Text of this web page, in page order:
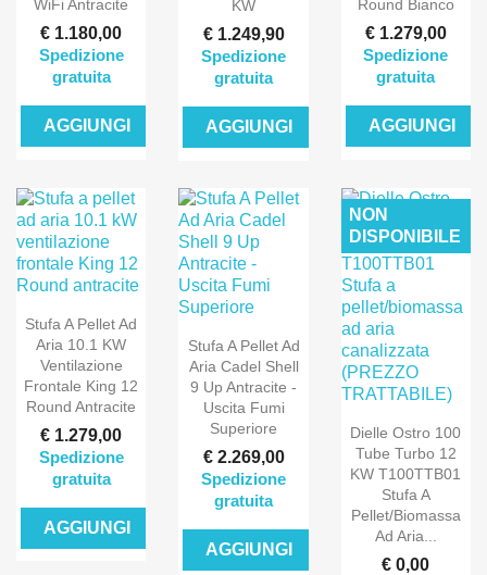
WiFi Antracite
€ 1.180,00
Spedizione
gratuita
AGGIUNGI
KW
€ 1.249,90
Spedizione
gratuita
AGGIUNGI
Round Bianco
€ 1.279,00
Spedizione
gratuita
AGGIUNGI
Stufa A Pellet Ad
Aria 10.1 KW
Ventilazione
Frontale King 12
Round Antracite
€ 1.279,00
Spedizione
gratuita
AGGIUNGI
Stufa A Pellet Ad
Aria Cadel Shell
9 Up Antracite -
Uscita Fumi
Superiore
€ 2.269,00
Spedizione
gratuita
AGGIUNGI
NON
DISPONIBILE
Dielle Ostro 100
Tube Turbo 12
KW T100TTB01
Stufa A
Pellet/biomassa
Ad Aria...
€ 0,00